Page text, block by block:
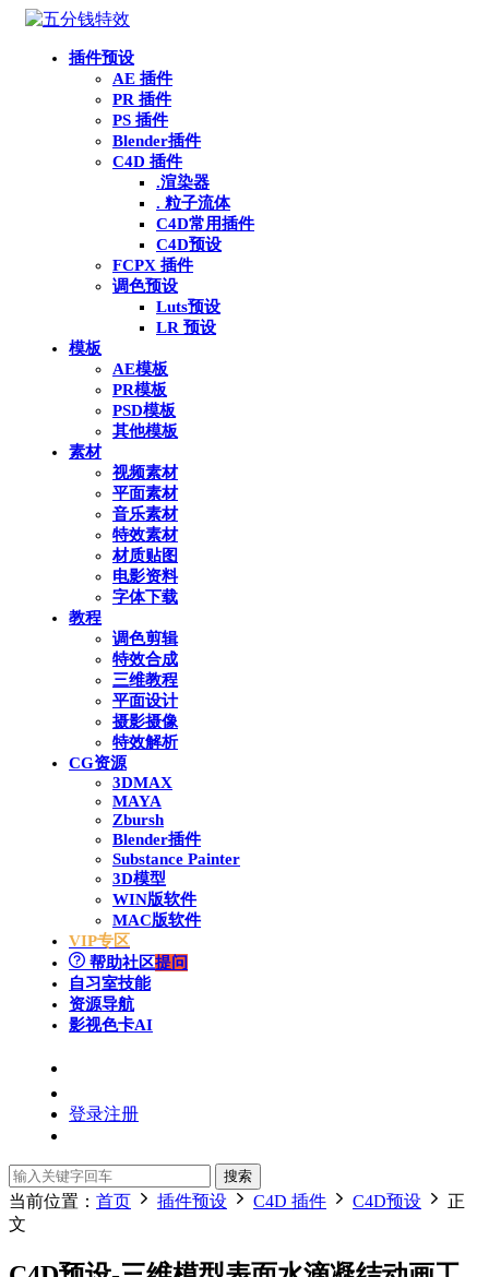
插件预设
AE 插件
PR 插件
PS 插件
Blender插件
C4D 插件
.渲染器
. 粒子流体
C4D常用插件
C4D预设
FCPX 插件
调色预设
Luts预设
LR 预设
模板
AE模板
PR模板
PSD模板
其他模板
素材
视频素材
平面素材
音乐素材
特效素材
材质贴图
电影资料
字体下载
教程
调色剪辑
特效合成
三维教程
平面设计
摄影摄像
特效解析
CG资源
3DMAX
MAYA
Zbursh
Blender插件
Substance Painter
3D模型
WIN版软件
MAC版软件
VIP专区
帮助社区提问
自习室技能
资源导航
影视色卡AI
登录注册
搜索
当前位置： 首页 插件预设 C4D 插件 C4D预设
正
文